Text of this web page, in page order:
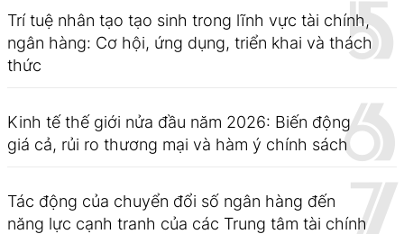
Trí tuệ nhân tạo tạo sinh trong lĩnh vực tài chính,
ngân hàng: Cơ hội, ứng dụng, triển khai và thách
thức
Kinh tế thế giới nửa đầu năm 2026: Biến động
giá cả, rủi ro thương mại và hàm ý chính sách
Tác động của chuyển đổi số ngân hàng đến
năng lực cạnh tranh của các Trung tâm tài chính